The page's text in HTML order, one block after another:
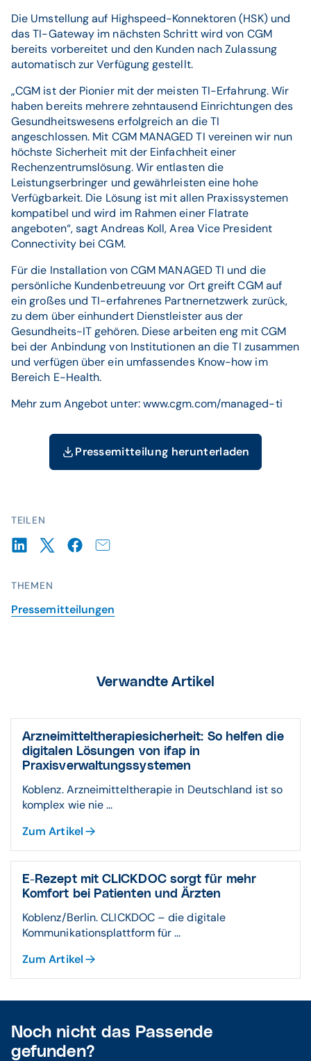
TEILEN
THEMEN
Pressemitteilungen
Die Umstellung auf Highspeed-Konnektoren (HSK) und
das TI-Gateway im nächsten Schritt wird von CGM
bereits vorbereitet und den Kunden nach Zulassung
automatisch zur Verfügung gestellt.
„CGM ist der Pionier mit der meisten TI-Erfahrung. Wir
haben bereits mehrere zehntausend Einrichtungen des
Gesundheitswesens erfolgreich an die TI
angeschlossen. Mit CGM MANAGED TI vereinen wir nun
höchste Sicherheit mit der Einfachheit einer
Rechenzentrumslösung. Wir entlasten die
Leistungserbringer und gewährleisten eine hohe
Verfügbarkeit. Die Lösung ist mit allen Praxissystemen
kompatibel und wird im Rahmen einer Flatrate
angeboten“, sagt Andreas Koll, Area Vice President
Connectivity bei CGM.
Für die Installation von CGM MANAGED TI und die
persönliche Kundenbetreuung vor Ort greift CGM auf
ein großes und TI-erfahrenes Partnernetzwerk zurück,
zu dem über einhundert Dienstleister aus der
Gesundheits-IT gehören. Diese arbeiten eng mit CGM
bei der Anbindung von Institutionen an die TI zusammen
und verfügen über ein umfassendes Know-how im
Bereich E-Health.
Mehr zum Angebot unter: www.cgm.com/managed-ti
Pressemitteilung herunterladen
Verwandte Artikel
Arzneimitteltherapiesicherheit: So helfen die
digitalen Lösungen von ifap in
Praxisverwaltungssystemen
Koblenz. Arzneimitteltherapie in Deutschland ist so
komplex wie nie ...
Zum Artikel
E-Rezept mit CLICKDOC sorgt für mehr
Komfort bei Patienten und Ärzten
Koblenz/Berlin. CLICKDOC – die digitale
Kommunikationsplattform für ...
Zum Artikel
Noch nicht das Passende
gefunden?